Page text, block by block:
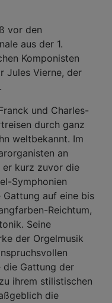
vor den
aus der 1.
Komponisten
Jules Vierne, der
und Charles-
durch ganz
weltbekannt. Im
an
er kurz zuvor die
Symphonien
auf eine bis
Reichtum,
Seine
der Orgelmusik
die Gattung der
ihrem stilistischen
die